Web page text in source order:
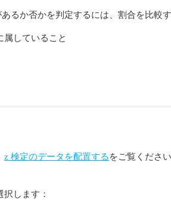
るか否かを判定するには、割合を比較
していること
z 検定のデータを配置する をご覧ください
します：